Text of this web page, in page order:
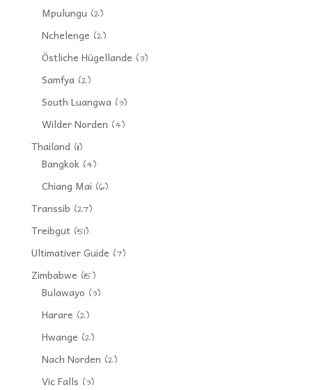
Mpulungu(2)
Nchelenge (2)
Östliche Hügellande (3)
Samfya(2)
South Luangwa(3)
Wilder Norden (4)
Thailand(11)
Bangkok(4)
Chiang Mai (6)
Transsib (27)
Treibgut(51)
Ultimativer Guide (7)
Zimbabwe (15)
Bulawayo (3)
Harare (2)
Hwange (2)
Nach Norden (2)
Vic Falls (3)